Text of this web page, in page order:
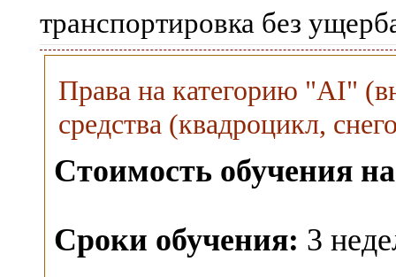
транспортировка без
Права на категорию "AI"
средства (квадроцикл,
Стоимость обучения
Сроки обучения: 3